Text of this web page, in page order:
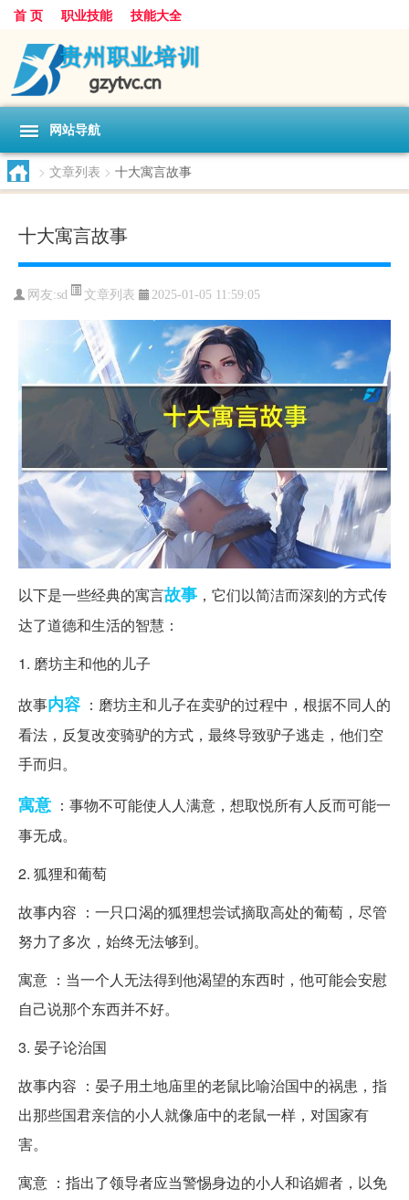
首 页 职业技能 技能大全
网站导航
> 文章列表 > 十大寓言故事
十大寓言故事
网友:sd 文章列表 2025-01-05 11:59:05
以下是一些经典的寓言故事 ，它们以简洁而深刻的方式传
达了道德和生活的智慧：
1. 磨坊主和他的儿子
故事内容 ：磨坊主和儿子在卖驴的过程中，根据不同人的
看法，反复改变骑驴的方式，最终导致驴子逃走，他们空
手而归。
寓意 ：事物不可能使人人满意，想取悦所有人反而可能一
事无成。
2. 狐狸和葡萄
故事内容 ：一只口渴的狐狸想尝试摘取高处的葡萄，尽管
努力了多次，始终无法够到。
寓意 ：当一个人无法得到他渴望的东西时，他可能会安慰
自己说那个东西并不好。
3. 晏子论治国
故事内容 ：晏子用土地庙里的老鼠比喻治国中的祸患，指
出那些国君亲信的小人就像庙中的老鼠一样，对国家有
害。
寓意 ：指出了领导者应当警惕身边的小人和谄媚者，以免